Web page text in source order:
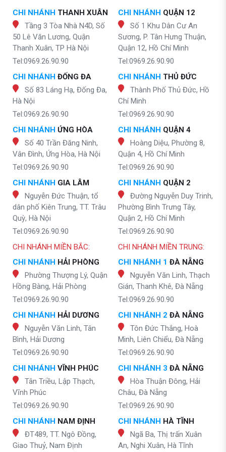
CHI NHÁNH THANH XUÂN
Tầng 3 Tòa Nhà N4D, Số
50 Lê Văn Lương, Quận
Thanh Xuân, TP Hà Nội
Tel:0969.26.90.90
CHI NHÁNH ĐỐNG ĐA
Số 83 Láng Hạ, Đống Đa,
Hà Nội
Tel:0969.26.90.90
CHI NHÁNH ỨNG HÒA
Số 40 Trần Đăng Ninh,
Vân Đình, Ứng Hòa, Hà Nội
Tel:0969.26.90.90
CHI NHÁNH GIA LÂM
Nguyễn Đức Thuận, tổ
dân phố Kiên Trung, TT. Trâu
Quỳ, Hà Nội
Tel:0969.26.90.90
CHI NHÁNH QUẬN 12
Số 1 Khu Dân Cư An
Sương, P. Tân Hưng Thuận,
Quận 12, Hồ Chí Minh
Tel:0969.26.90.90
CHI NHÁNH THỦ ĐỨC
Thành Phố Thủ Đức, Hồ
Chí Minh
Tel:0969.26.90.90
CHI NHÁNH QUẬN 4
Hoàng Diệu, Phường 8,
Quận 4, Hồ Chí Minh
Tel:0969.26.90.90
CHI NHÁNH QUẬN 2
Đường Nguyễn Duy Trinh,
Phường Bình Trưng Tây,
Quận 2, Hồ Chí Minh
Tel:0969.26.90.90
CHI NHÁNH MIỀN BẮC:
CHI NHÁNH HẢI PHÒNG
Phường Thượng Lý, Quận
Hồng Bàng, Hải Phòng
Tel:0969.26.90.90
CHI NHÁNH HẢI DƯƠNG
Nguyễn Văn Linh, Tân
Bình, Hải Dương
Tel:0969.26.90.90
CHI NHÁNH VĨNH PHÚC
Tân Triều, Lập Thạch,
Vĩnh Phúc
Tel:0969.26.90.90
CHI NHÁNH NAM ĐỊNH
ĐT489, TT. Ngô Đồng,
Giao Thuỷ, Nam Định
CHI NHÁNH MIỀN TRUNG:
CHI NHÁNH 1 ĐÀ NẴNG
Nguyễn Văn Linh, Thạch
Gián, Thanh Khê, Đà Nẵng
Tel:0969.26.90.90
CHI NHÁNH 2 ĐÀ NẴNG
Tôn Đức Thắng, Hoà
Minh, Liên Chiểu, Đà Nẵng
Tel:0969.26.90.90
CHI NHÁNH 3 ĐÀ NẴNG
Hòa Thuận Đông, Hải
Châu, Đà Nẵng
Tel:0969.26.90.90
CHI NHÁNH HÀ TĨNH
Ngã Ba, Thị trấn Xuân
An, Nghi Xuân, Hà Tĩnh